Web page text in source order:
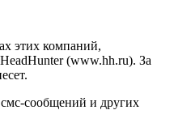
этих компаний,
(www.hh.ru). За
смс-сообщений и других